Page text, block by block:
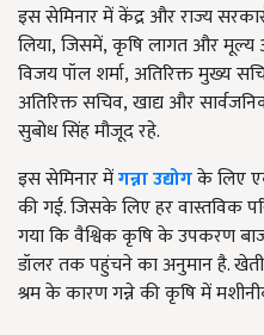
इस सेमिनार में केंद्र और राज्य
लिया,जिसमें,कृषि लागत और मूल्य
विजय पॉल शर्मा,अतिरिक्त मुख्य
अतिरिक्त सचिव,खाद्य और
सुबोध सिंह मौजूद रहे.
इस सेमिनार मेंगन्ना उद्योगके लिए
की गई. जिसके लिए हर वास्तविक
गया कि वैश्विक कृषि के उपकरण
डॉलर तक पहुंचने का अनुमान है.
श्रम के कारण गन्ने की कृषि में